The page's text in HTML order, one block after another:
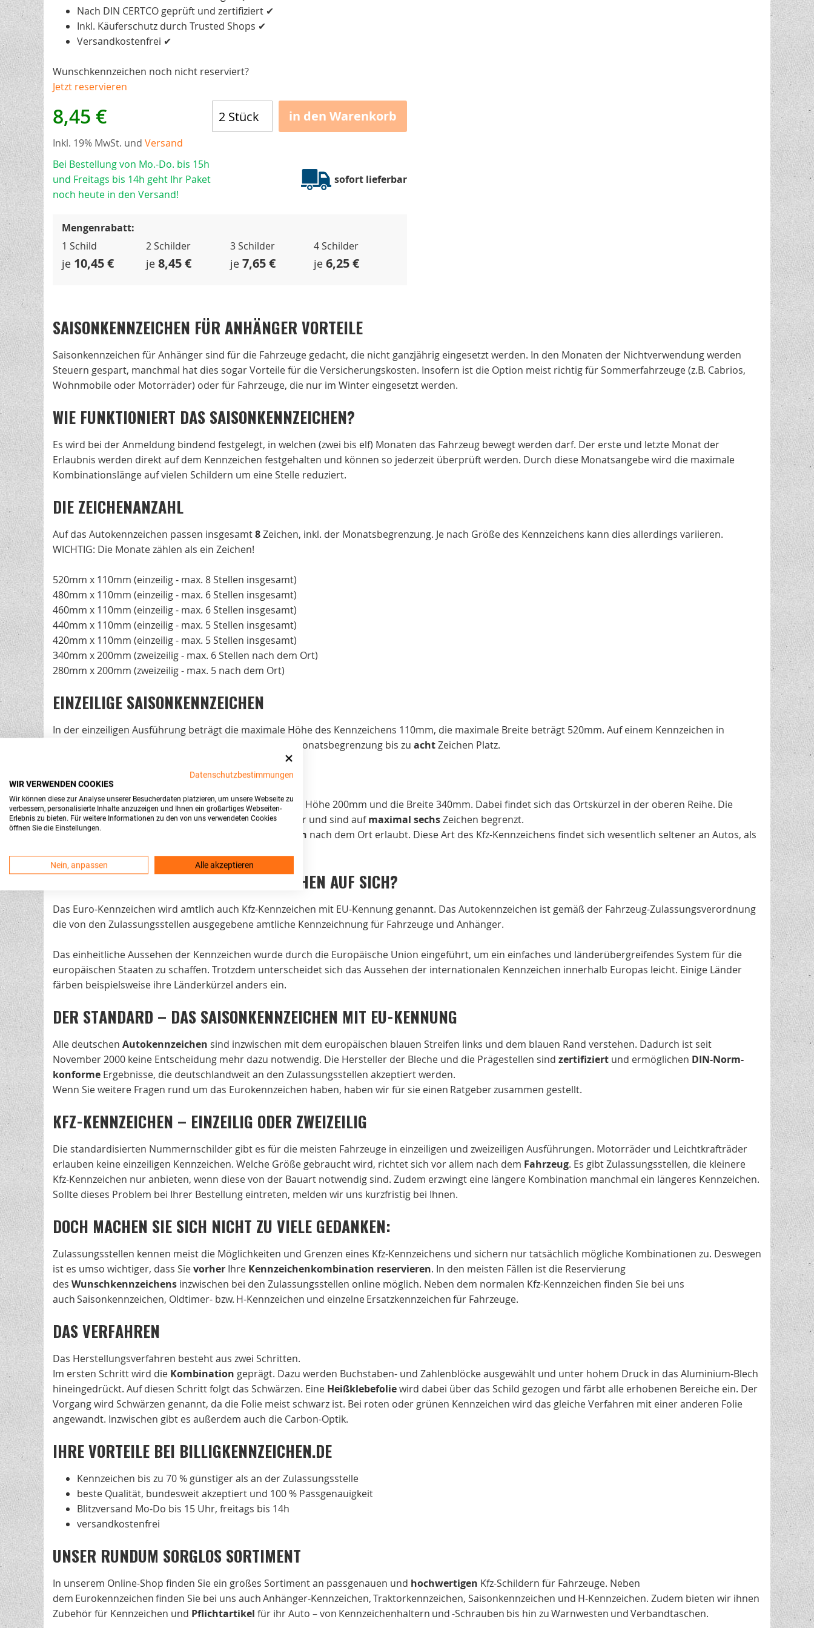
Nach DIN CERTCO geprüft und zertifiziert ✔
Inkl. Käuferschutz durch Trusted Shops ✔
Versandkostenfrei ✔
Wunschkennzeichen noch nicht reserviert?
Jetzt reservieren
8,45 €
Inkl. 19% MwSt. und Versand
in den Warenkorb
Bei Bestellung von Mo.-Do. bis 15h
und Freitags bis 14h geht Ihr Paket
noch heute in den Versand!
sofort lieferbar
Mengenrabatt:
1 Schild
je 10,45 €
2 Schilder
je 8,45 €
3 Schilder
je 7,65 €
4 Schilder
je 6,25 €
SAISONKENNZEICHEN FÜR ANHÄNGER VORTEILE
Saisonkennzeichen für Anhänger sind für die Fahrzeuge gedacht, die nicht ganzjährig eingesetzt werden. In den Monaten der Nichtverwendung werden
Steuern gespart, manchmal hat dies sogar Vorteile für die Versicherungskosten. Insofern ist die Option meist richtig für Sommerfahrzeuge (z.B. Cabrios,
Wohnmobile oder Motorräder) oder für Fahrzeuge, die nur im Winter eingesetzt werden.
WIE FUNKTIONIERT DAS SAISONKENNZEICHEN?
Es wird bei der Anmeldung bindend festgelegt, in welchen (zwei bis elf) Monaten das Fahrzeug bewegt werden darf. Der erste und letzte Monat der
Erlaubnis werden direkt auf dem Kennzeichen festgehalten und können so jederzeit überprüft werden. Durch diese Monatsangebe wird die maximale
Kombinationslänge auf vielen Schildern um eine Stelle reduziert.
DIE ZEICHENANZAHL
Auf das Autokennzeichen passen insgesamt8Zeichen, inkl. der Monatsbegrenzung. Je nach Größe des Kennzeichens kann dies allerdings variieren.
WICHTIG: Die Monate zählen als ein Zeichen!
520mm x 110mm (einzeilig - max. 8 Stellen insgesamt)
480mm x 110mm (einzeilig - max. 6 Stellen insgesamt)
460mm x 110mm (einzeilig - max. 6 Stellen insgesamt)
440mm x 110mm (einzeilig - max. 5 Stellen insgesamt)
420mm x 110mm (einzeilig - max. 5 Stellen insgesamt)
340mm x 200mm (zweizeilig - max. 6 Stellen nach dem Ort)
280mm x 200mm (zweizeilig - max. 5 nach dem Ort)
EINZEILIGE SAISONKENNZEICHEN
In der einzeiligen Ausführung beträgt die maximale Höhe des Kennzeichens 110mm, die maximale Breite beträgt 520mm. Auf einem Kennzeichen in
maximaler Breite finden mit dem Ortskürzel und der Monatsbegrenzung bis zu achtZeichen Platz.
ZWEIZEILIGE SAISONKENNZEICHEN
Bei zweizeiligen Autokennzeichen beträgt die maximale Höhe 200mm und die Breite 340mm. Dabei findet sich das Ortskürzel in der oberen Reihe. Die
übrigen Zahlen und Buchstaben befinden sich darunter und sind aufmaximal sechsZeichen begrenzt.
Bei dem 200mm x 280mm Schild sind maximal
5 Stellen nach dem Ort erlaubt. Diese Art des Kfz-Kennzeichens findet sich wesentlich seltener an Autos, als
WAS HAT ES MIT DEM EURO-KENNZEICHEN AUF SICH?
Das Euro-Kennzeichen wird amtlich auch Kfz-Kennzeichen mit EU-Kennung genannt. Das Autokennzeichen ist gemäß der Fahrzeug-Zulassungsverordnung
die von den Zulassungsstellen ausgegebene amtliche Kennzeichnung für Fahrzeuge und Anhänger.
Das einheitliche Aussehen der Kennzeichen wurde durch die Europäische Union eingeführt, um ein einfaches und länderübergreifendes System für die
europäischen Staaten zu schaffen. Trotzdem unterscheidet sich das Aussehen der internationalen Kennzeichen innerhalb Europas leicht. Einige Länder
färben beispielsweise ihre Länderkürzel anders ein.
DER STANDARD – DAS SAISONKENNZEICHEN MIT EU-KENNUNG
Alle deutschen Autokennzeichen sind inzwischen mit dem europäischen blauen Streifen links und dem blauen Rand verstehen. Dadurch ist seit
November 2000 keine Entscheidung mehr dazu notwendig. Die Hersteller der Bleche und die Prägestellen sind zertifiziert und ermöglichen DIN-Norm-
konforme Ergebnisse, die deutschlandweit an den Zulassungsstellen akzeptiert werden.
Wenn Sie weitere Fragen rund um das Eurokennzeichen haben, haben wir für sie einen Ratgeber zusammen gestellt.
KFZ-KENNZEICHEN – EINZEILIG ODER ZWEIZEILIG
Die standardisierten Nummernschilder gibt es für die meisten Fahrzeuge in einzeiligen und zweizeiligen Ausführungen. Motorräder und Leichtkrafträder
erlauben keine einzeiligen Kennzeichen. Welche Größe gebraucht wird, richtet sich vor allem nach dem Fahrzeug. Es gibt Zulassungsstellen, die kleinere
Kfz-Kennzeichen nur anbieten, wenn diese von der Bauart notwendig sind. Zudem erzwingt eine längere Kombination manchmal ein längeres Kennzeichen.
Sollte dieses Problem bei Ihrer Bestellung eintreten, melden wir uns kurzfristig bei Ihnen.
DOCH MACHEN SIE SICH NICHT ZU VIELE GEDANKEN:
Zulassungsstellen kennen meist die Möglichkeiten und Grenzen eines Kfz-Kennzeichens und sichern nur tatsächlich mögliche Kombinationen zu. Deswegen
ist es umso wichtiger, dass Sievorher Ihre Kennzeichenkombination reservieren. In den meisten Fällen ist die Reservierung
des Wunschkennzeichens inzwischen bei den Zulassungsstellen online möglich. Neben dem normalen Kfz-Kennzeichen finden Sie bei uns
auch Saisonkennzeichen, Oldtimer- bzw. H-Kennzeichen und einzelne Ersatzkennzeichen für Fahrzeuge.
DAS VERFAHREN
Das Herstellungsverfahren besteht aus zwei Schritten.
Im ersten Schritt wird die Kombination geprägt. Dazu werden Buchstaben- und Zahlenblöcke ausgewählt und unter hohem Druck in das Aluminium-Blech
hineingedrückt. Auf diesen Schritt folgt das Schwärzen. Eine Heißklebefoliewird dabei über das Schild gezogen und färbt alle erhobenen Bereiche ein. Der
Vorgang wird Schwärzen genannt, da die Folie meist schwarz ist. Bei roten oder grünen Kennzeichen wird das gleiche Verfahren mit einer anderen Folie
angewandt. Inzwischen gibt es außerdem auch die Carbon-Optik.
IHRE VORTEILE BEI BILLIGKENNZEICHEN.DE
Kennzeichen bis zu 70 % günstiger als an der Zulassungsstelle
beste Qualität, bundesweit akzeptiert und 100 % Passgenauigkeit
Blitzversand Mo-Do bis 15 Uhr, freitags bis 14h
versandkostenfrei
UNSER RUNDUM SORGLOS SORTIMENT
In unserem Online-Shop finden Sie ein großes Sortiment an passgenauen und hochwertigen Kfz-Schildern für Fahrzeuge. Neben
dem Eurokennzeichen finden Sie bei uns auch Anhänger-Kennzeichen, Traktorkennzeichen, Saisonkennzeichen und H-Kennzeichen. Zudem bieten wir ihnen
Zubehör für Kennzeichen und Pflichtartikel für ihr Auto – von Kennzeichenhaltern und -Schrauben bis hin zu Warnwesten und Verbandtaschen.
Datenschutzbestimmungen
WIR VERWENDEN COOKIES
Wir können diese zur Analyse unserer Besucherdaten platzieren, um unsere Webseite zu
verbessern, personalisierte Inhalte anzuzeigen und Ihnen ein großartiges Webseiten-
Erlebnis zu bieten. Für weitere Informationen zu den von uns verwendeten Cookies
öffnen Sie die Einstellungen.
Nein, anpassen Alle akzeptieren